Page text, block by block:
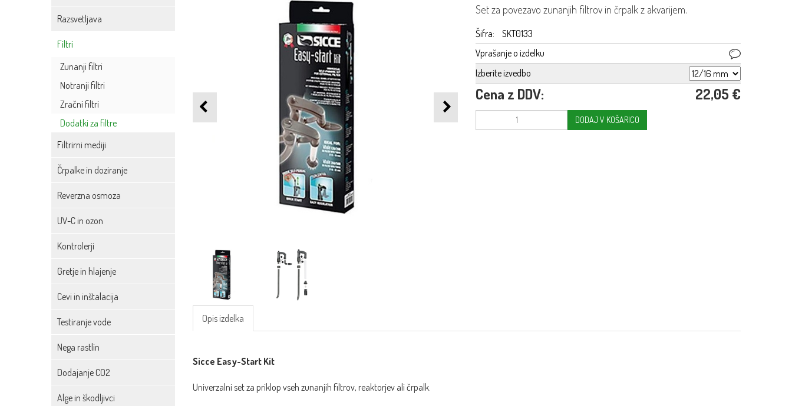
Razsvetljava
Filtri
Zunanji filtri
Notranji filtri
Zračni filtri
Dodatki za filtre
Filtrirni mediji
Črpalke in doziranje
Reverzna osmoza
UV-C in ozon
Kontrolerji
Gretje in hlajenje
Cevi in inštalacija
Testiranje vode
Nega rastlin
Dodajanje CO2
Alge in škodljivci
Set za povezavo zunanjih filtrov in črpalk z akvarijem.
Šifra:
SKT0133
Vprašanje o izdelku
Izberite izvedbo
Cena z DDV: 22,05 €
DODAJ V KOŠARICO
Opis izdelka
Sicce Easy-Start Kit
Univerzalni set za priklop vseh zunanjih filtrov, reaktorjev ali črpalk.